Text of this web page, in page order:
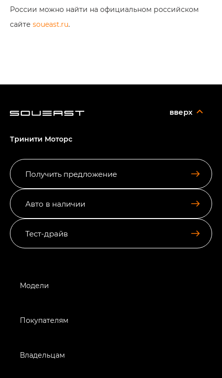
России можно найти на официальном российском
сайте soueast.ru.
Получить предложение
Авто в наличии
Тест-драйв
вверх
Тринити Моторс
Модели
Покупателям
Владельцам